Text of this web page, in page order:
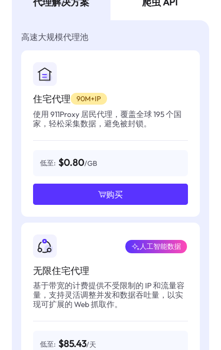
高速大规模代理池
住宅代理 90M+IP
使用 911Proxy 居民代理，覆盖全球 195 个国
家，轻松采集数据，避免被封锁。
低至: $0.80/GB
购买
无限住宅代理
人工智能数据
基于带宽的计费提供不受限制的 IP 和流量容
量，支持灵活调整并发和数据吞吐量，以实
现可扩展的 Web 抓取作。
低至: $85.43/天